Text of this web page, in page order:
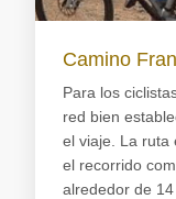
Camino
Para los
red bien
el viaje. La ruta
el recorrido
alrededor de